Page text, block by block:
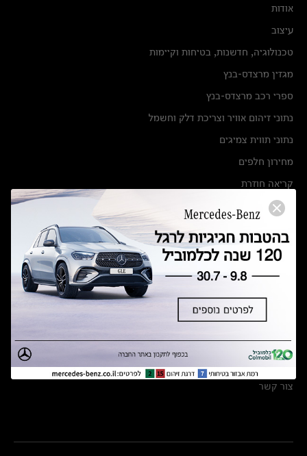
אודות
עיצוב
טכנולוגיה, חדשנות, בטיחות וקיימות
מגזין מרצדס-בנץ
ספרי רכב מרצדס-בנץ
נתוני זיהום אוויר וצריכת דלק וחשמל
נתוני תווית צמיגים
מחירון חלפים
קריאה חוזרת
הודעה על הטבות לרכבי מרצדס בהסדר פשרה בתצ 56447-02-19
תקנון ימי מכירות 120 לכלמוביל
מצאו אותנו
אולמות תצוגה
מרכזי שירות
צור קשר